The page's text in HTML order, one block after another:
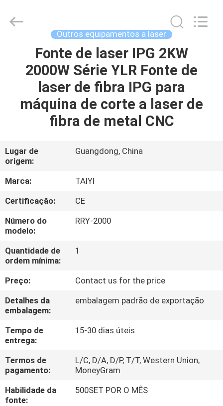
CASA
PRODUTOS
VÍDEOS
SOBRE
NÓS
VISITA
À
FÁBRICA
CONTATE-
NOS
NOTÍCIA
SOLUÇÃO
MAPA
DO
Technology
Company
Outros equipamentos a laser
Fonte de laser IPG 2KW
2000W Série YLR Fonte de
laser de fibra IPG para
máquina de corte a laser de
fibra de metal CNC
Lugar de
origem:
Guangdong, China
Marca:
TAIYI
Certificação:
CE
Número do
modelo:
RRY-2000
Quantidade de
ordem mínima:
1
Preço:
Contact us for the price
Detalhes da
embalagem:
embalagem padrão de exportação
Tempo de
entrega:
15-30 dias úteis
Termos de
pagamento:
L/C, D/A, D/P, T/T, Western Union,
MoneyGram
Habilidade da
fonte:
500SET POR O MÊS